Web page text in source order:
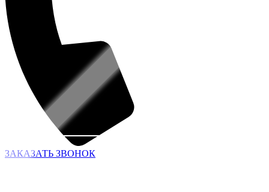
ЗАКАЗАТЬ ЗВОНОК